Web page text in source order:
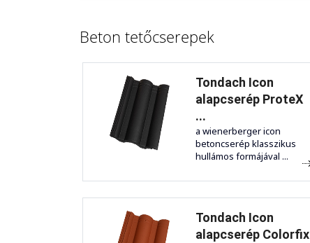
Beton tetőcserepek
Tondach Icon
alapcserép ProteX
...
a wienerberger icon
betoncserép klasszikus
hullámos formájával ...
Tondach Icon
alapcserép Colorfix